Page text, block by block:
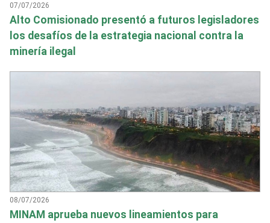
07/07/2026
Alto Comisionado presentó a futuros legisladores
los desafíos de la estrategia nacional contra la
minería ilegal
08/07/2026
MINAM aprueba nuevos lineamientos para